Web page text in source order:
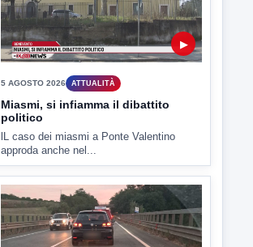
5 AGOSTO 2026 ATTUALITÀ
Miasmi, si infiamma il dibattito
politico
lL caso dei miasmi a Ponte Valentino
approda anche nel...